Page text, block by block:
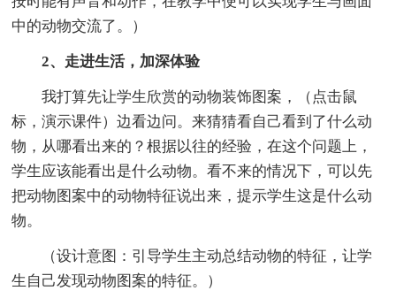
中的动物交流了。）
2、走进生活，加深体验
我打算先让学生欣赏的动物装饰图案，（点击鼠
标，演示课件）边看边问。来猜猜看自己看到了什么动
物，从哪看出来的？根据以往的经验，在这个问题上，
学生应该能看出是什么动物。看不来的情况下，可以先
把动物图案中的动物特征说出来，提示学生这是什么动
物。
（设计意图：引导学生主动总结动物的特征，让学
生自己发现动物图案的特征。）